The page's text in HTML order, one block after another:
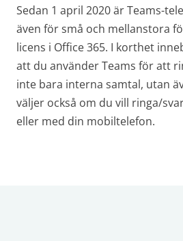
Sedan 1 april 2020 är Teams-
även för små och mellanstora
licens i Office 365. I korthet
att du använder Teams för att
inte bara interna samtal, utan
väljer också om du vill ringa/
eller med din mobiltelefon.